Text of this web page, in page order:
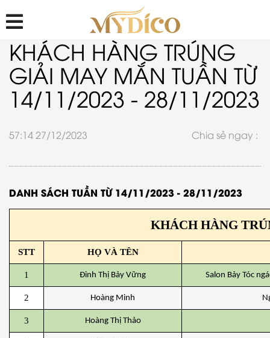
KHÁCH HÀNG TRÚNG
GIẢI MAY MẮN TUẦN TỪ
14/11/2023 - 28/11/2023
57:14 27/12/2023 Chia sẻ ngay :
DANH SÁCH TUẦN TỪ 14/11/2023 - 28/11/2023
KHÁCH HÀNG
STT HỌ VÀ TÊN
1 Đinh Thị Bảy Vững Salon Bảy Tóc
2 Hoàng Minh
3 Hoàng Thị Thảo